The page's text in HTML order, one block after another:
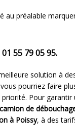
au préalable
55 79 05 95.
solution à
pourriez faire
Pour garantir
camion de
à Poissy, à des